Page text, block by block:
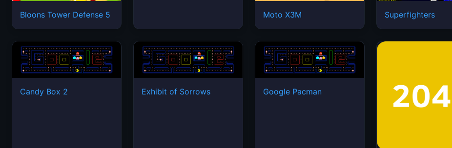
Bloons Tower Defense 5 Moto X3M Superfighters
Candy Box 2 Exhibit of Sorrows Google Pacman